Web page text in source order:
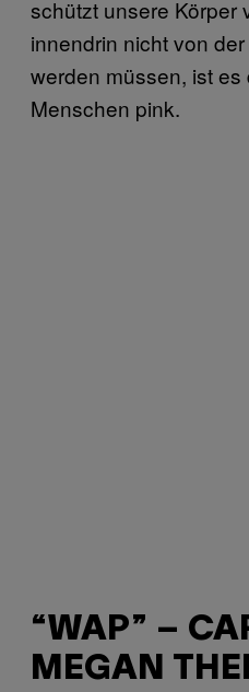
schützt unsere Körper
innendrin nicht von
werden müssen, ist es
Menschen pink.
“WAP” –
MEGAN